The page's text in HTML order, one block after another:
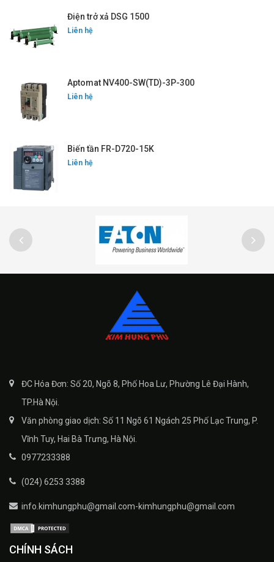
Điện trở xả DSG 1500
Liên hệ
Aptomat NV400-SW(TD)-3P-300
Liên hệ
Biến tần FR-D720-15K
Liên hệ
ĐC Hóa Đơn: Số 20, Ngõ 8, Phố Hoa Lư, Phường Lê Đại Hành,
TP.Hà Nội.
Văn phòng giao dịch: Số 11 Ngõ 61 Ngách 25 Phố Lạc Trung, P.
Vĩnh Tuy, Hai Bà Trưng, Hà Nội.
0977233388
(024) 6253 3388
info.kimhungphu@gmail.com-kimhungphu@gmail.com
CHÍNH SÁCH